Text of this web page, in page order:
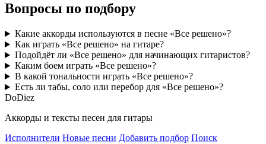
Вопросы по подбору
Какие аккорды используются в песне «Все решено»?
Как играть «Все решено» на гитаре?
Подойдёт ли «Все решено» для начинающих гитаристов?
Каким боем играть «Все решено»?
В какой тональности играть «Все решено»?
Есть ли табы, соло или перебор для «Все решено»?
DoDiez
Аккорды и тексты песен для гитары
Исполнители Новые песни Добавить подбор Поиск